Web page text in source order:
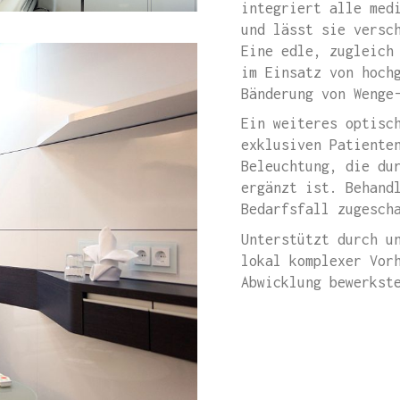
integriert alle
und lässt sie
Eine edle,
im Einsatz von
Bänderung von
Ein weiteres
exklusiven
Beleuchtung, die
ergänzt ist.
Bedarfsfall
Unterstützt durch
lokal komplexer
Abwicklung